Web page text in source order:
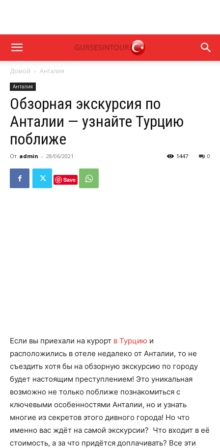
Домой Анталия
Анталия
Обзорная экскурсия по
Анталии — узнайте Турцию
поближе
От admin - 28/06/2021 0
1447
Save
Если вы приехали на курорт в Турцию и
расположились в отеле недалеко от Анталии, то не
съездить хотя бы на обзорную экскурсию по городу
будет настоящим преступлением! Это уникальная
возможно не только поближе познакомиться с
ключевыми особенностями Анталии, но и узнать
многие из секретов этого дивного города! Но что
именно вас ждёт на самой экскурсии? Что входит в её
стоимость, а за что придётся доплачивать? Все эти